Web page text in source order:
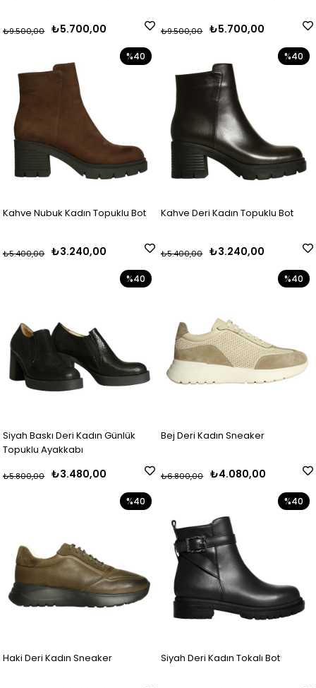
₺5.700,00
₺9.500,00 ₺5.700,00
₺9.500,00
Kahve Nubuk Kadın Topuklu Bot
₺3.240,00
₺5.400,00
%40
Kahve Deri Kadın Topuklu Bot
₺3.240,00
₺5.400,00
%40
Siyah Baskı Deri Kadın Günlük
Topuklu Ayakkabı
₺3.480,00
₺5.800,00
%40
Bej Deri Kadın Sneaker
₺4.080,00
₺6.800,00
%40
Haki Deri Kadın Sneaker
%40
Siyah Deri Kadın Tokalı Bot
%40